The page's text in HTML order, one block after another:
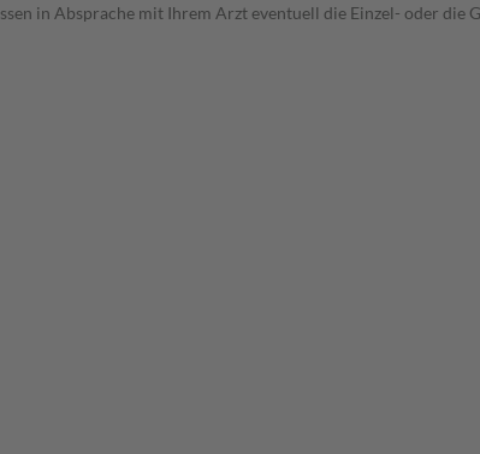
in Absprache mit Ihrem Arzt eventuell die Einzel- oder die